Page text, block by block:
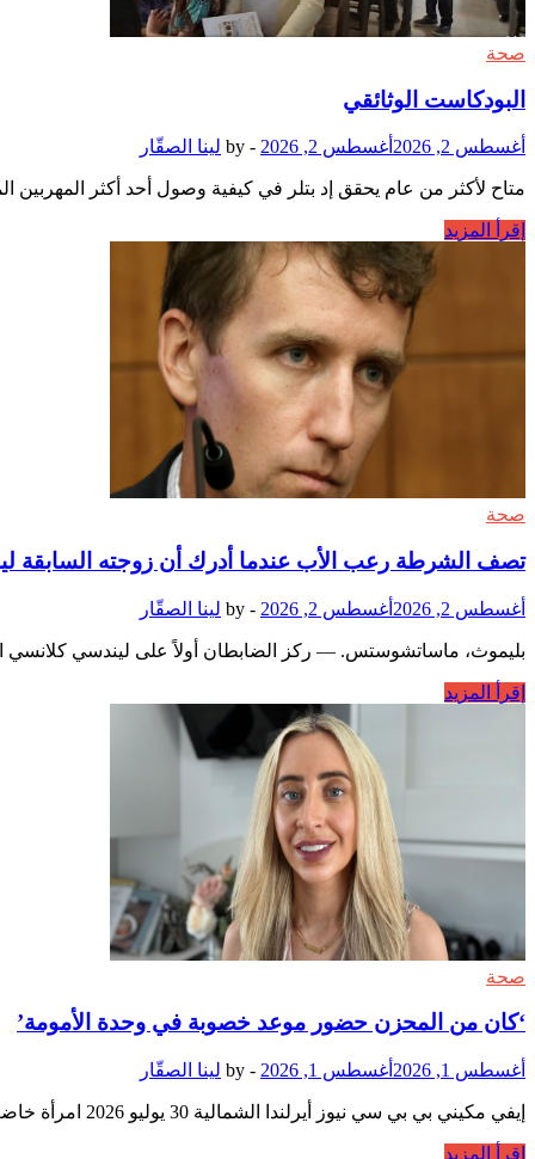
صحة
البودكاست الوثائقي
أغسطس 2, 2026 أغسطس 2, 2026 -
by لينا الصقّار
متاح لأكثر من عام يحقق إد بتلر في كيفية وصول أحد أكثر المهربين
البودكاست
إقرأ المزيد
صحة
تصف الشرطة رعب الأب عندما أدرك أن زوجته السابقة
أغسطس 2, 2026 أغسطس 2, 2026 -
by لينا الصقّار
بليموث، ماساتشوستس. — ركز الضابطان أولاً على ليندسي كلانسي
تصف
زوجته
قتلت
أطفالهما
الثلاثة
إقرأ المزيد
صحة
‘كان من المحزن حضور موعد خصوبة في وحدة الأمومة’
أغسطس 1, 2026 أغسطس 1, 2026 -
by لينا الصقّار
إيفي مكيني بي بي سي نيوز أيرلندا الشمالية 30 يوليو 2026 امرأة خاضت رحلة تخصيب خارج الجسم لمدة 10 سنوات تدعو إلى فصل مواعيد الخصوبة وأطباء النساء عن خدمات الأمومة …
‘كان
إقرأ المزيد